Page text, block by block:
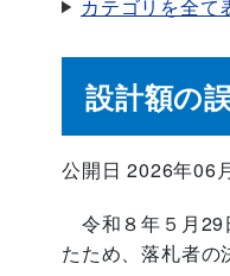
カテゴリを全て
設計額の
公開日 2026年06
令和８年５月29
たため、落札者の